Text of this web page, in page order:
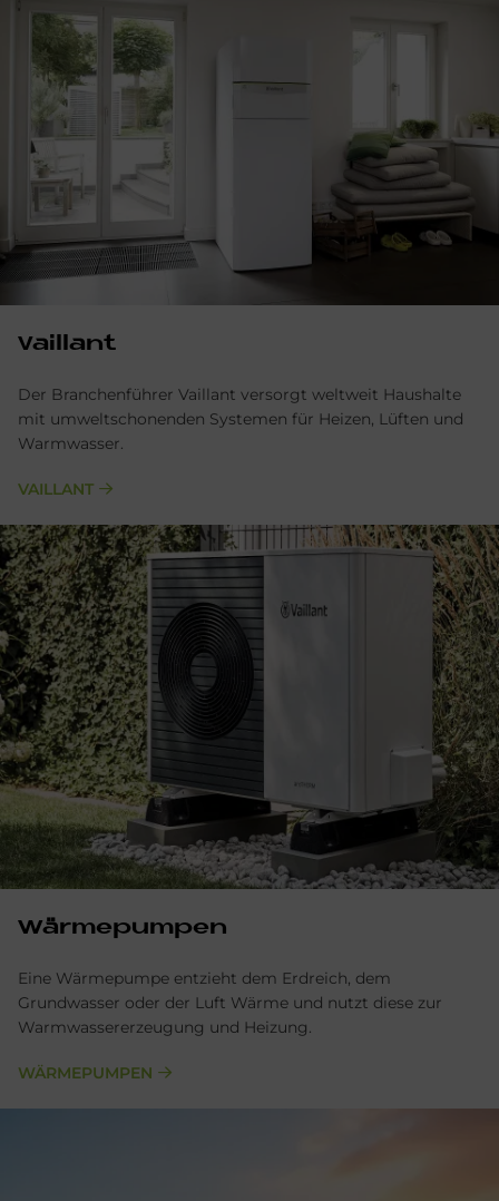
Vaillant
Der Branchenführer Vaillant versorgt weltweit Haushalte
mit umweltschonenden Systemen für Heizen, Lüften und
Warmwasser.
VAILLANT
Wärmepumpen
Eine Wärmepumpe entzieht dem Erdreich, dem
Grundwasser oder der Luft Wärme und nutzt diese zur
Warmwassererzeugung und Heizung.
WÄRMEPUMPEN